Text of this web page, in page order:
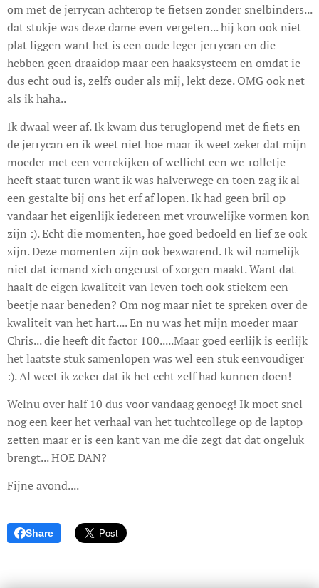
om met de jerrycan achterop te fietsen zonder snelbinders...
dat stukje was deze dame even vergeten... hij kon ook niet
plat liggen want het is een oude leger jerrycan en die
hebben geen draaidop maar een haaksysteem en omdat ie
dus echt oud is, zelfs ouder als mij, lekt deze. OMG ook net
als ik haha..
Ik dwaal weer af. Ik kwam dus teruglopend met de fiets en
de jerrycan en ik weet niet hoe maar ik weet zeker dat mijn
moeder met een verrekijken of wellicht een wc-rolletje
heeft staat turen want ik was halverwege en toen zag ik al
een gestalte bij ons het erf af lopen. Ik had geen bril op
vandaar het eigenlijk iedereen met vrouwelijke vormen kon
zijn :). Echt die momenten, hoe goed bedoeld en lief ze ook
zijn. Deze momenten zijn ook bezwarend. Ik wil namelijk
niet dat iemand zich ongerust of zorgen maakt. Want dat
haalt de eigen kwaliteit van leven toch ook stiekem een
beetje naar beneden? Om nog maar niet te spreken over de
kwaliteit van het hart.... En nu was het mijn moeder maar
Chris... die heeft dit factor 100.....Maar goed eerlijk is eerlijk
het laatste stuk samenlopen was wel een stuk eenvoudiger
:). Al weet ik zeker dat ik het echt zelf had kunnen doen!
Welnu over half 10 dus voor vandaag genoeg! Ik moet snel
nog een keer het verhaal van het tuchtcollege op de laptop
zetten maar er is een kant van me die zegt dat dat ongeluk
brengt... HOE DAN?
Fijne avond....
Share